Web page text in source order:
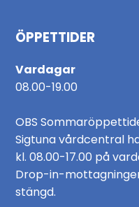
ÖPPETTIDER
Vardagar
08.00-19.00
OBS
Sigtuna vårdcentral
kl. 08.00-17.00 på
Drop-in-
stängd.